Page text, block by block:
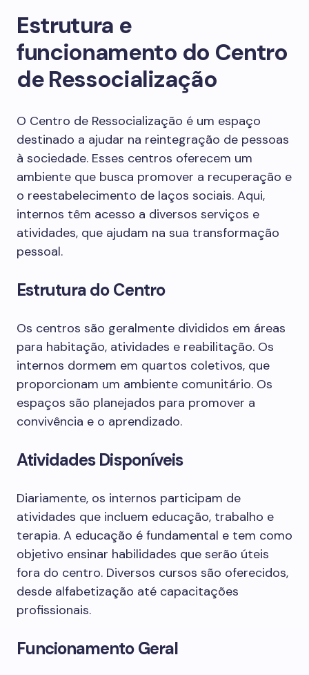
Estrutura e
funcionamento do Centro
de Ressocialização
O Centro de Ressocialização é um espaço
destinado a ajudar na reintegração de pessoas
à sociedade. Esses centros oferecem um
ambiente que busca promover a recuperação e
o reestabelecimento de laços sociais. Aqui,
internos têm acesso a diversos serviços e
atividades, que ajudam na sua transformação
pessoal.
Estrutura do Centro
Os centros são geralmente divididos em áreas
para habitação, atividades e reabilitação. Os
internos dormem em quartos coletivos, que
proporcionam um ambiente comunitário. Os
espaços são planejados para promover a
convivência e o aprendizado.
Atividades Disponíveis
Diariamente, os internos participam de
atividades que incluem educação, trabalho e
terapia. A educação é fundamental e tem como
objetivo ensinar habilidades que serão úteis
fora do centro. Diversos cursos são oferecidos,
desde alfabetização até capacitações
profissionais.
Funcionamento Geral